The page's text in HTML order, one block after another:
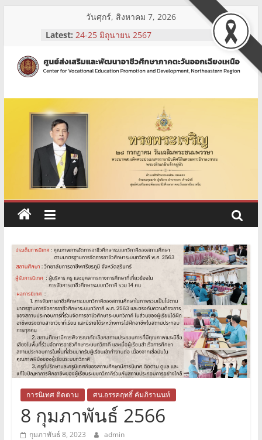
วันศุกร์, สิงหาคม 7, 2026
Latest: 24-25 มิถุนายน 2567
จ้างเหมาบริการ
3-5 กรกฎาคม 2567
ศูนย์
ส่ง
เสริม
และ
พัฒนา
อาชีวศึกษา
ภาค
ตะวัน
ออก
เฉียง
เหนือ
หน้า
การนิเทศ ติดตาม ศน.อรรคฤทธิ์ คัมภิรานนท์
8 กุมภาพันธ์ 2566
กุมภาพันธ์ 8, 2023 admin